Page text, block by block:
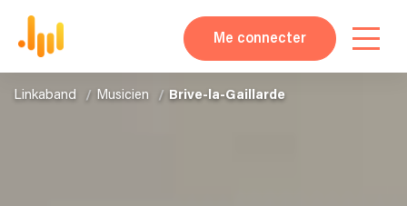
Me connecter
Linkaband Musicien Brive-la-Gaillarde